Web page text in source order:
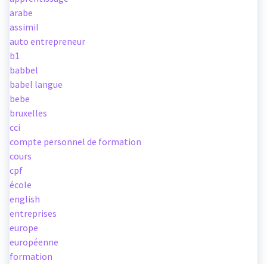
arabe
assimil
auto entrepreneur
b1
babbel
babel langue
bebe
bruxelles
cci
compte personnel de formation
cours
cpf
école
english
entreprises
europe
européenne
formation